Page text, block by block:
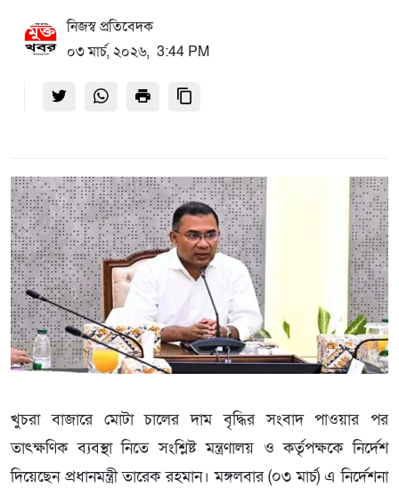
নিজস্ব প্রতিবেদক
০৩ মার্চ, ২০২৬, 3:44 PM
খুচরা বাজারে মোটা চালের দাম বৃদ্ধির সংবাদ পাওয়ার পর
তাৎক্ষণিক ব্যবস্থা নিতে সংশ্লিষ্ট মন্ত্রণালয় ও কর্তৃপক্ষকে নির্দেশ
দিয়েছেন প্রধানমন্ত্রী তারেক রহমান। মঙ্গলবার (০৩ মার্চ) এ নির্দেশনা